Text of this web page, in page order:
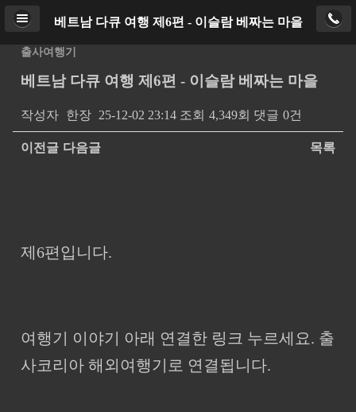
베트남 다큐 여행 제6편 - 이슬람 베짜는 마을
출사여행기
베트남 다큐 여행 제6편 - 이슬람 베짜는 마을
작성자 한장 25-12-02 23:14 조회 4,349회 댓글 0건
이전글 다음글 목록
제6편입니다.
여행기 이야기 아래 연결한 링크 누르세요. 출
사코리아 해외여행기로 연결됩니다. ​
Home 로그인 PC버전
Copyright ⓒhttp://ajtour.kr. All rights reserved.